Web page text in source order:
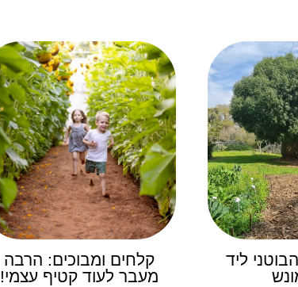
ליד
קלחים ומבוכים: הרבה
מעבר לעוד קטיף עצמי!